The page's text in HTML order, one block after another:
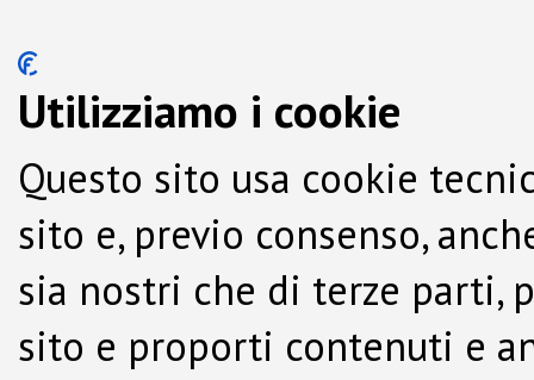
Utilizziamo i cookie
Questo sito usa cookie
sito e, previo consenso,
sia nostri che di terze parti,
sito e proporti contenuti e